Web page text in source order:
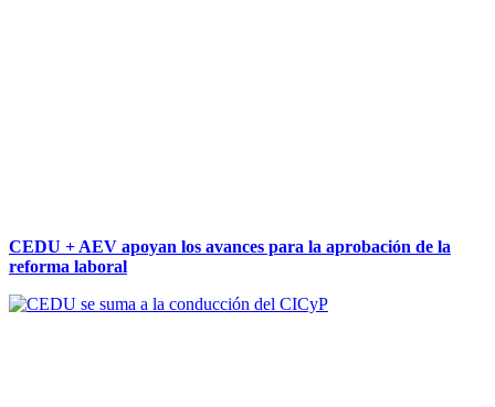
CEDU + AEV apoyan los avances para la aprobación de la
reforma laboral